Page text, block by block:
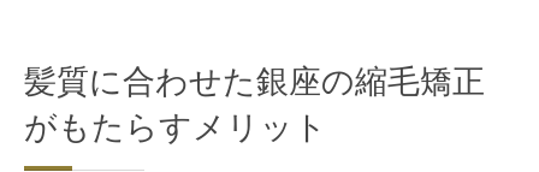
髪質に合わせた銀座の縮毛矯正
がもたらすメリット